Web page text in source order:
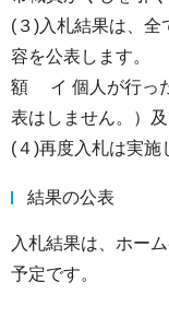
(３)入札結果は、全
容を公表します。
額 イ 個人が行っ
表はしません。）
(４)再度入札は実施
結果の公表
入札結果は、ホー
予定です。